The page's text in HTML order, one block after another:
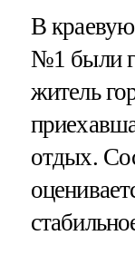
В
№1 были
житель
отдых.